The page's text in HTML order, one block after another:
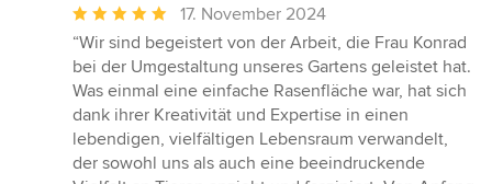
Durchschnittliche
Bewertung:
5
von
5
Sternen
17. November 2024
“Wir sind begeistert von der Arbeit, die Frau Konrad
bei der Umgestaltung unseres Gartens geleistet hat.
Was einmal eine einfache Rasenfläche war, hat sich
dank ihrer Kreativität und Expertise in einen
lebendigen, vielfältigen Lebensraum verwandelt,
der sowohl uns als auch eine beeindruckende